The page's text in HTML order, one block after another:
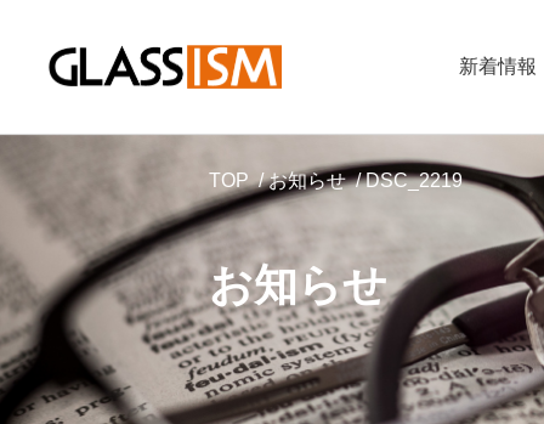
新着情報
お知らせ
TOP お知らせ DSC_2219